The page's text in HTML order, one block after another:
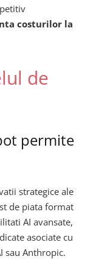
costurilor la
de
permite
strategice ale
de piata format
AI avansate,
asociate cu
sau Anthropic.